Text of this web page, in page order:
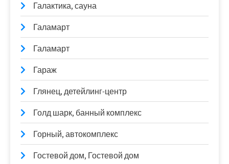
Галактика, сауна
Галамарт
Галамарт
Гараж
Глянец, детейлинг-центр
Голд шарк, банный комплекс
Горный, автокомплекс
Гостевой дом, Гостевой дом